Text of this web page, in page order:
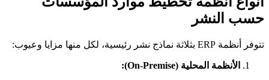
حسب النشر
تتوفر أنظمة ERP بثلاثة نماذج نشر رئيسية، لكل منها مزايا وعيوب:
الأنظمة المحلية (On-Premise):